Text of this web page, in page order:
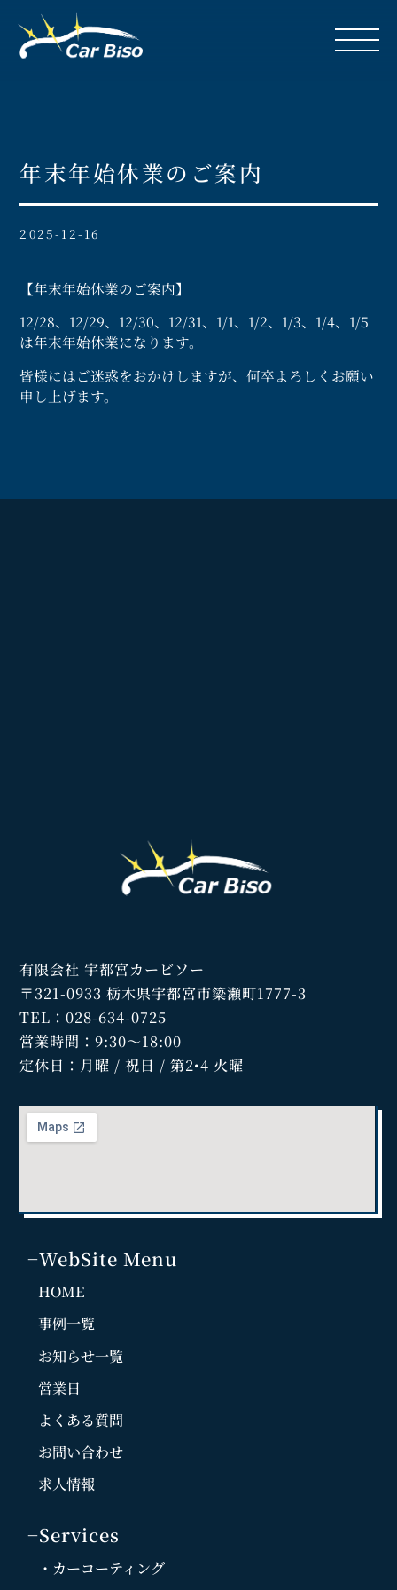
年末年始休業のご案内
2025-12-16
【年末年始休業のご案内】
12/28、12/29、12/30、12/31、1/1、1/2、1/3、1/4、1/5
は年末年始休業になります。
皆様にはご迷惑をおかけしますが、何卒よろしくお願い
申し上げます。
有限会社 宇都宮カービソー
〒321-0933 栃木県宇都宮市簗瀬町1777-3
TEL：028-634-0725
営業時間：9:30～18:00
定休日：月曜 / 祝日 / 第2•4 火曜
−WebSite Menu
HOME
事例一覧
お知らせ一覧
営業日
よくある質問
お問い合わせ
求人情報
−Services
・カーコーティング